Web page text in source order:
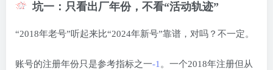
坑一：只看出厂年份，不看“活动轨迹”
“2018年老号”听起来比“2024年新号”靠谱，对吗？不一定。
账号的注册年份只是参考指标之一-1。一个2018年注册但从